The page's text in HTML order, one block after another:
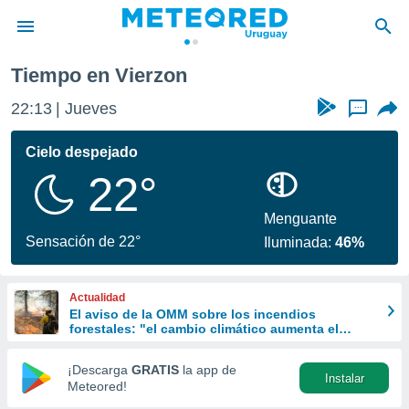
de
ha
calidad.
a este
las
y
forma
digital
basada
Tiempo en Vierzon
22:13 Jueves ...
Cielo despejado
22°
Sensación de 22°
Menguante
Iluminada:46%
Actualidad
El aviso de la OMM sobre los incendios
forestales: "el cambio climático aumenta el
¡Descarga GRATIS la app de
Meteored!
Instalar